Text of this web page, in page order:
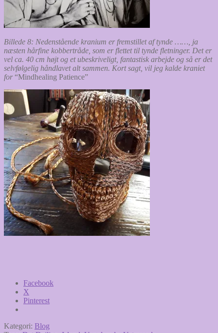
Billede 8: Nedenstående kranium er fremstillet af tynde ……, ja
næsten hårfine kobbertråde, som er flettet til tynde fletninger. Det er
vel ca. 40 cm højt og et ubeskriveligt, fantastisk arbejde og så er det
selvfølgelig håndlavet alt sammen. Kort sagt, vil jeg kalde kraniet
for “Mindhealing Patience”
Facebook
X
Pinterest
Kategori: Blog